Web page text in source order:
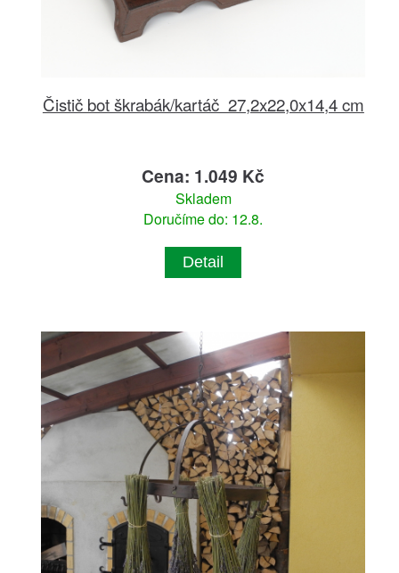
Čistič bot škrabák/kartáč 27,2x22,0x14,4 cm
Cena: 1.049 Kč
Skladem
Doručíme do: 12.8.
Detail